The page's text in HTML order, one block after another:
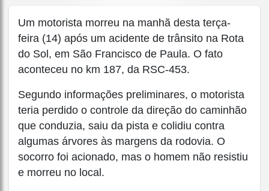
Um motorista morreu na manhã desta terça-
feira (14) após um acidente de trânsito na Rota
do Sol, em São Francisco de Paula. O fato
aconteceu no km 187, da RSC-453.
Segundo informações preliminares, o motorista
teria perdido o controle da direção do caminhão
que conduzia, saiu da pista e colidiu contra
algumas árvores às margens da rodovia. O
socorro foi acionado, mas o homem não resistiu
e morreu no local.